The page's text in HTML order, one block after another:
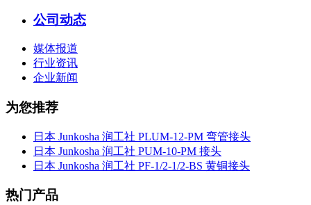
公司动态
媒体报道
行业资讯
企业新闻
为您推荐
日本 Junkosha 润工社 PLUM-12-PM 弯管接头
日本 Junkosha 润工社 PUM-10-PM 接头
日本 Junkosha 润工社 PF-1/2-1/2-BS 黄铜接头
热门产品